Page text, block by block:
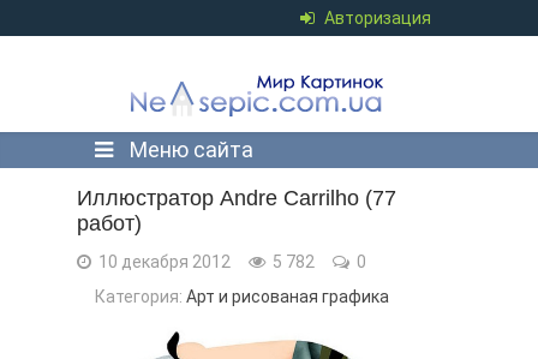
Авторизация
Меню сайта
Иллюстратор Andre Carrilho (77
работ)
10 декабря 2012 5 782
0
Категория: Арт и рисованая графика